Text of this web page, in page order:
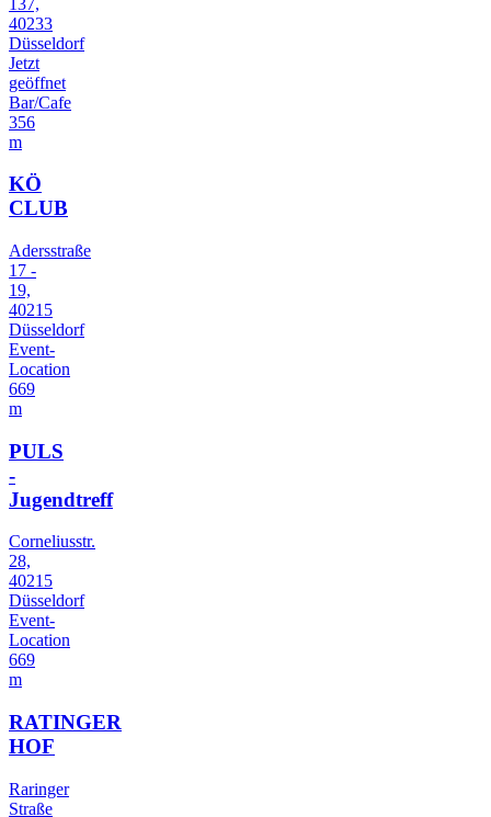
40233
Düsseldorf
Jetzt
geöffnet
Bar/Cafe
356
m
KÖ
CLUB
Adersstraße
17 -
19,
40215
Düsseldorf
Event-
Location
669
m
PULS
-
Jugendtreff
Corneliusstr.
28,
40215
Düsseldorf
Event-
Location
669
m
RATINGER
HOF
Raringer
Straße